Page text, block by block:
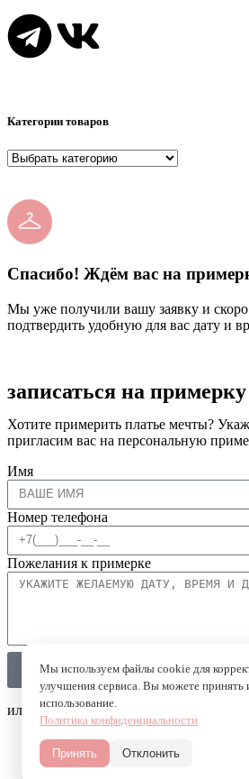
Категории товаров
Спасибо! Ждём вас на
Мы уже получили вашу заявку и
подтвердить удобную для вас дату и
записаться на примерку
Хотите примерить платье мечты?
пригласим вас на персональную
Имя
Номер телефона
Пожелания к примерке
Записаться на
или напишите в мессенджеры
Мы используем файлы cookie для
улучшения сервиса. Вы можете принять
использование.
Политика конфиденциальности
Принять Отклонить